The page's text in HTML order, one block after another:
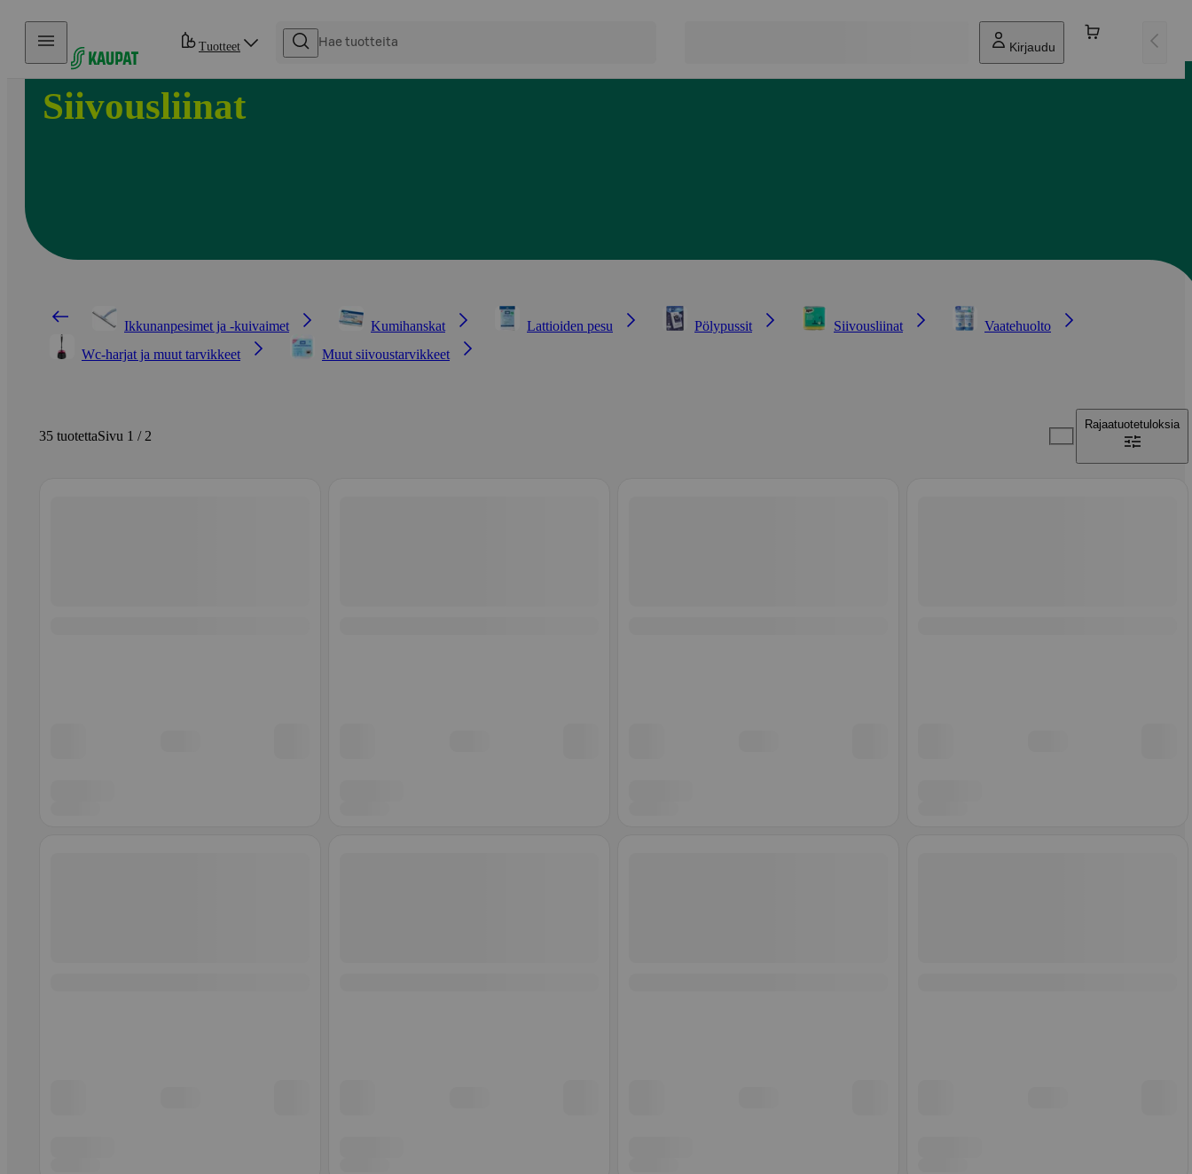
Hyppää sisältöön
Tuotteet Kirjaudu
Siivousliinat
Ikkunanpesimet ja -kuivaimet Kumihanskat Lattioiden pesu Pölypussit Siivousliinat
Vaatehuolto
Wc-harjat ja muut tarvikkeet
Muut siivoustarvikkeet
35 tuotettaSivu 1 / 2
Rajaatuotetuloksia